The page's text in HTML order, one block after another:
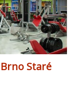
Brno Staré